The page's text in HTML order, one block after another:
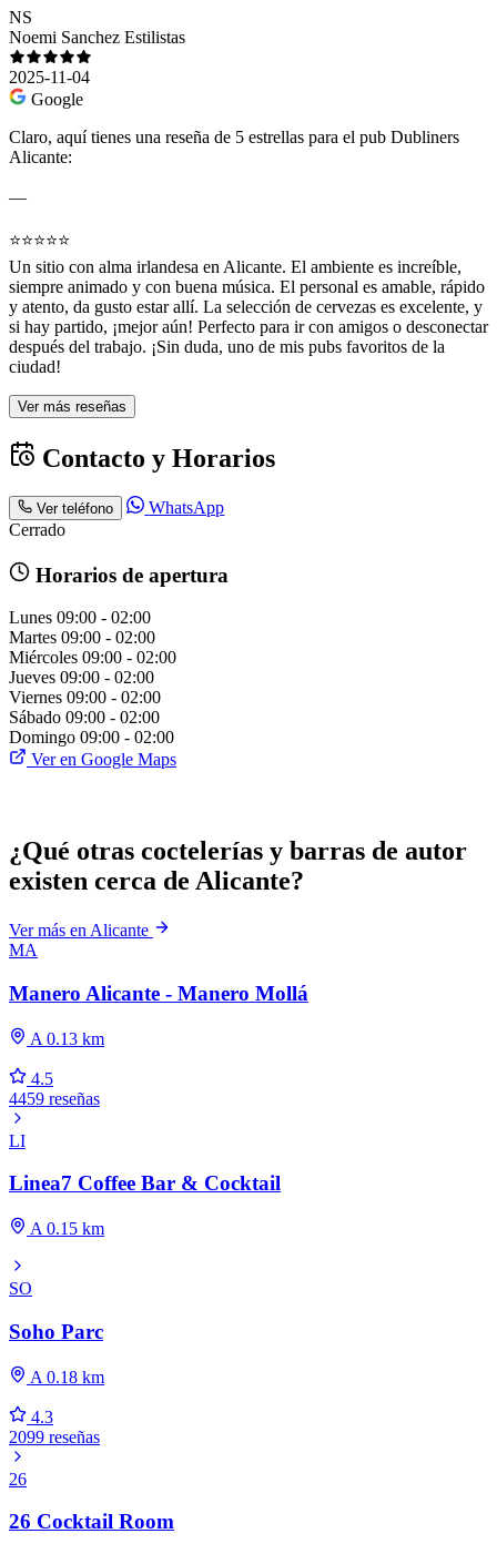
NS
Noemi Sanchez Estilistas
2025-11-04
Google
Claro, aquí tienes una reseña de 5 estrellas para el pub Dubliners
Alicante:
—
⭐️⭐️⭐️⭐️⭐️
Un sitio con alma irlandesa en Alicante. El ambiente es increíble,
siempre animado y con buena música. El personal es amable, rápido
y atento, da gusto estar allí. La selección de cervezas es excelente, y
si hay partido, ¡mejor aún! Perfecto para ir con amigos o desconectar
después del trabajo. ¡Sin duda, uno de mis pubs favoritos de la
ciudad!
Ver más reseñas
Contacto y Horarios
Ver teléfono
WhatsApp
Cerrado
Horarios de apertura
Lunes 09:00 - 02:00
Martes 09:00 - 02:00
Miércoles 09:00 - 02:00
Jueves 09:00 - 02:00
Viernes 09:00 - 02:00
Sábado 09:00 - 02:00
Domingo 09:00 - 02:00
Ver en Google Maps
¿Qué otras coctelerías y barras de autor
existen cerca de Alicante?
Ver más en Alicante
MA
Manero Alicante - Manero Mollá
A 0.13 km
4.5
4459 reseñas
LI
Linea7 Coffee Bar & Cocktail
A 0.15 km
SO
Soho Parc
A 0.18 km
4.3
2099 reseñas
26
26 Cocktail Room